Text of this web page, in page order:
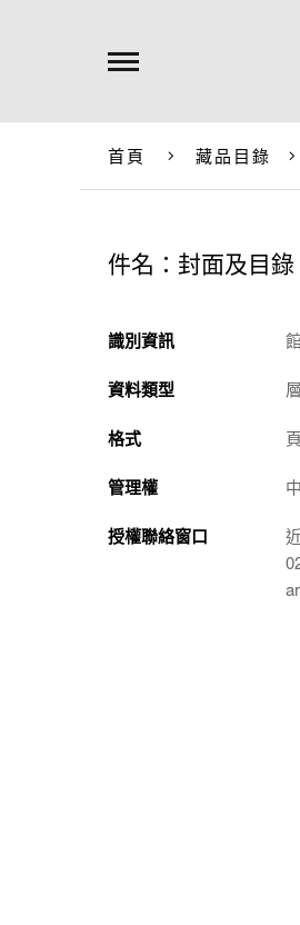
首頁 藏品目錄
件名：封面及目錄
識別資訊
資料類型
格式
管理權
授權聯絡窗口